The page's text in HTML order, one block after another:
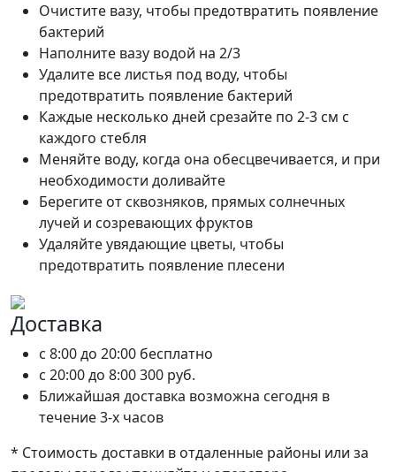
Очистите вазу, чтобы предотвратить появление
бактерий
Наполните вазу водой на 2/3
Удалите все листья под воду, чтобы
предотвратить появление бактерий
Каждые несколько дней срезайте по 2-3 см с
каждого стебля
Меняйте воду, когда она обесцвечивается, и при
необходимости доливайте
Берегите от сквозняков, прямых солнечных
лучей и созревающих фруктов
Удаляйте увядающие цветы, чтобы
предотвратить появление плесени
Доставка
c 8:00 до 20:00 бесплатно
c 20:00 до 8:00300 руб.
Ближайшая доставка возможна сегодня в
течение 3-х часов
* Стоимость доставки в отдаленные районы или за